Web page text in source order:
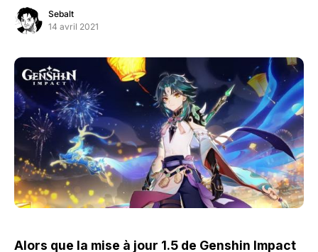
Sebalt
14 avril 2021
Alors que la mise à jour 1.5 de Genshin Impact